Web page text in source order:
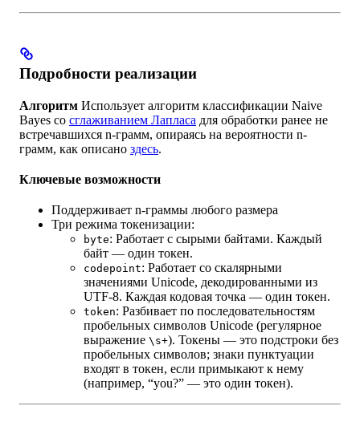
Подробности реализации
Алгоритм Использует алгоритм классификации Naive
Bayes со сглаживанием Лапласа для обработки ранее не
встречавшихся n-грамм, опираясь на вероятности n-
грамм, как описано здесь.
Ключевые возможности
Поддерживает n-граммы любого размера
Три режима токенизации:
byte: Работает с сырыми байтами. Каждый
байт — один токен.
codepoint: Работает со скалярными
значениями Unicode, декодированными из
UTF‑8. Каждая кодовая точка — один токен.
token: Разбивает по последовательностям
пробельных символов Unicode (регулярное
выражение \s+). Токены — это подстроки без
пробельных символов; знаки пунктуации
входят в токен, если примыкают к нему
(например, “you?” — это один токен).